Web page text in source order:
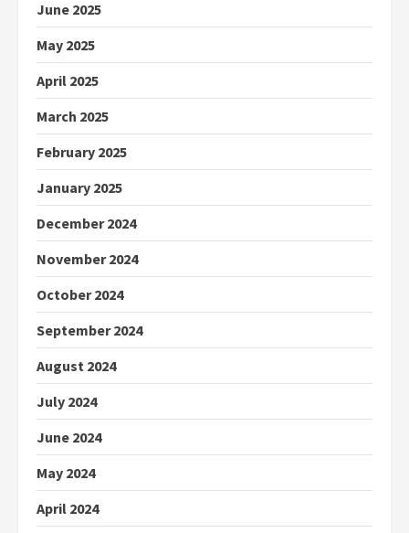
June 2025
May 2025
April 2025
March 2025
February 2025
January 2025
December 2024
November 2024
October 2024
September 2024
August 2024
July 2024
June 2024
May 2024
April 2024